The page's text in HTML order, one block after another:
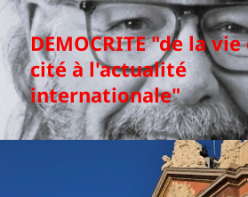
DEMOCRITE "de la
cité à l'actualité
internationale"